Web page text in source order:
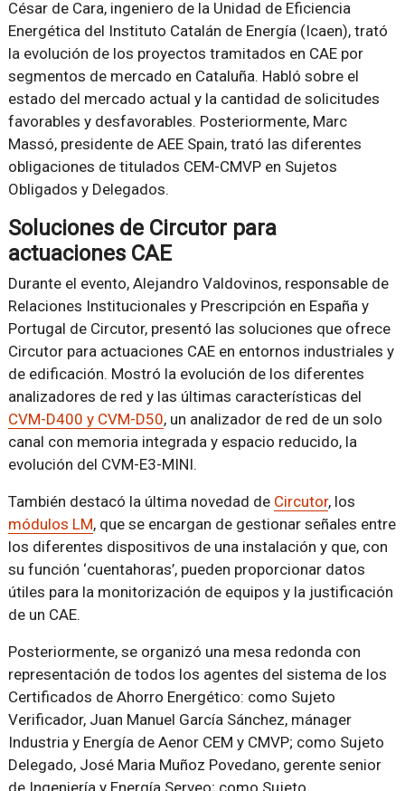
César de Cara, ingeniero de la Unidad de Eficiencia
Energética del Instituto Catalán de Energía (Icaen), trató
la evolución de los proyectos tramitados en CAE por
segmentos de mercado en Cataluña. Habló sobre el
estado del mercado actual y la cantidad de solicitudes
favorables y desfavorables. Posteriormente, Marc
Massó, presidente de AEE Spain, trató las diferentes
obligaciones de titulados CEM-CMVP en Sujetos
Obligados y Delegados.
Soluciones de Circutor para
actuaciones CAE
Durante el evento, Alejandro Valdovinos, responsable de
Relaciones Institucionales y Prescripción en España y
Portugal de Circutor, presentó las soluciones que ofrece
Circutor para actuaciones CAE en entornos industriales y
de edificación. Mostró la evolución de los diferentes
analizadores de red y las últimas características del
CVM-D400 y CVM-D50, un analizador de red de un solo
canal con memoria integrada y espacio reducido, la
evolución del CVM-E3-MINI.
También destacó la última novedad de Circutor, los
módulos LM, que se encargan de gestionar señales entre
los diferentes dispositivos de una instalación y que, con
su función ‘cuentahoras’, pueden proporcionar datos
útiles para la monitorización de equipos y la justificación
de un CAE.
Posteriormente, se organizó una mesa redonda con
representación de todos los agentes del sistema de los
Certificados de Ahorro Energético: como Sujeto
Verificador, Juan Manuel García Sánchez, mánager
Industria y Energía de Aenor CEM y CMVP; como Sujeto
Delegado, José Maria Muñoz Povedano, gerente senior
de Ingeniería y Energía Serveo; como Sujeto